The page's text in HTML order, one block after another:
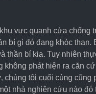
vực quanh cửa chống
gì đó đang khóc than.
thần bí kia. Tuy nhiên
phát hiện ra căn
tôi cuối cùng
nhà nghiên cứu nào